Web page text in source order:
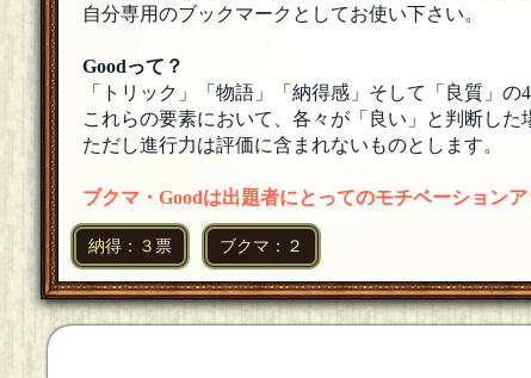
自分専用のブックマークとしてお使い下さい。
Goodって？
「トリック」「物語」「納得感」そして「良質」の
これらの要素において、各々が「良い」と判断した
ただし進行力は評価に含まれないものとします。
ブクマ・Goodは出題者にとってのモチベーション
納得：３票 ブクマ：２